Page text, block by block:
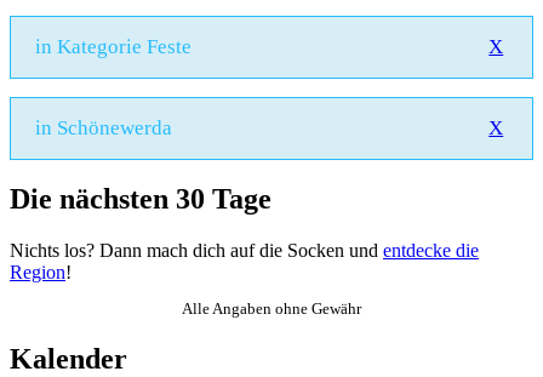
in Kategorie Feste X
in Schönewerda X
Die nächsten 30 Tage
Nichts los? Dann mach dich auf die Socken und entdecke die
Region!
Alle Angaben ohne Gewähr
Kalender